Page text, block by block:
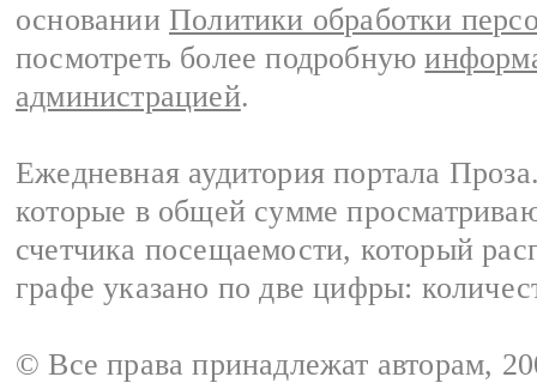
основании Политики обработки
посмотреть более подробную
администрацией.
Ежедневная аудитория портала
которые в общей сумме
счетчика посещаемости, который
графе указано по две цифры:
© Все права принадлежат авторам,